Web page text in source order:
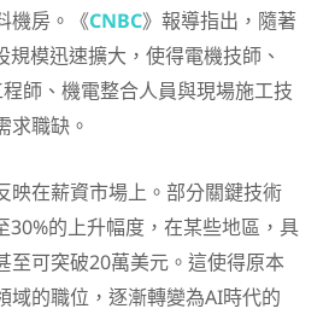
機房。《CNBC》報導指出，隨著
模迅速擴大，使得電機技師、
師、機電整合人員與現場施工技
求職缺。
映在薪資市場上。部分關鍵技術
30%的上升幅度，在某些地區，具
至可突破20萬美元。這使得原本
域的職位，逐漸轉變為AI時代的